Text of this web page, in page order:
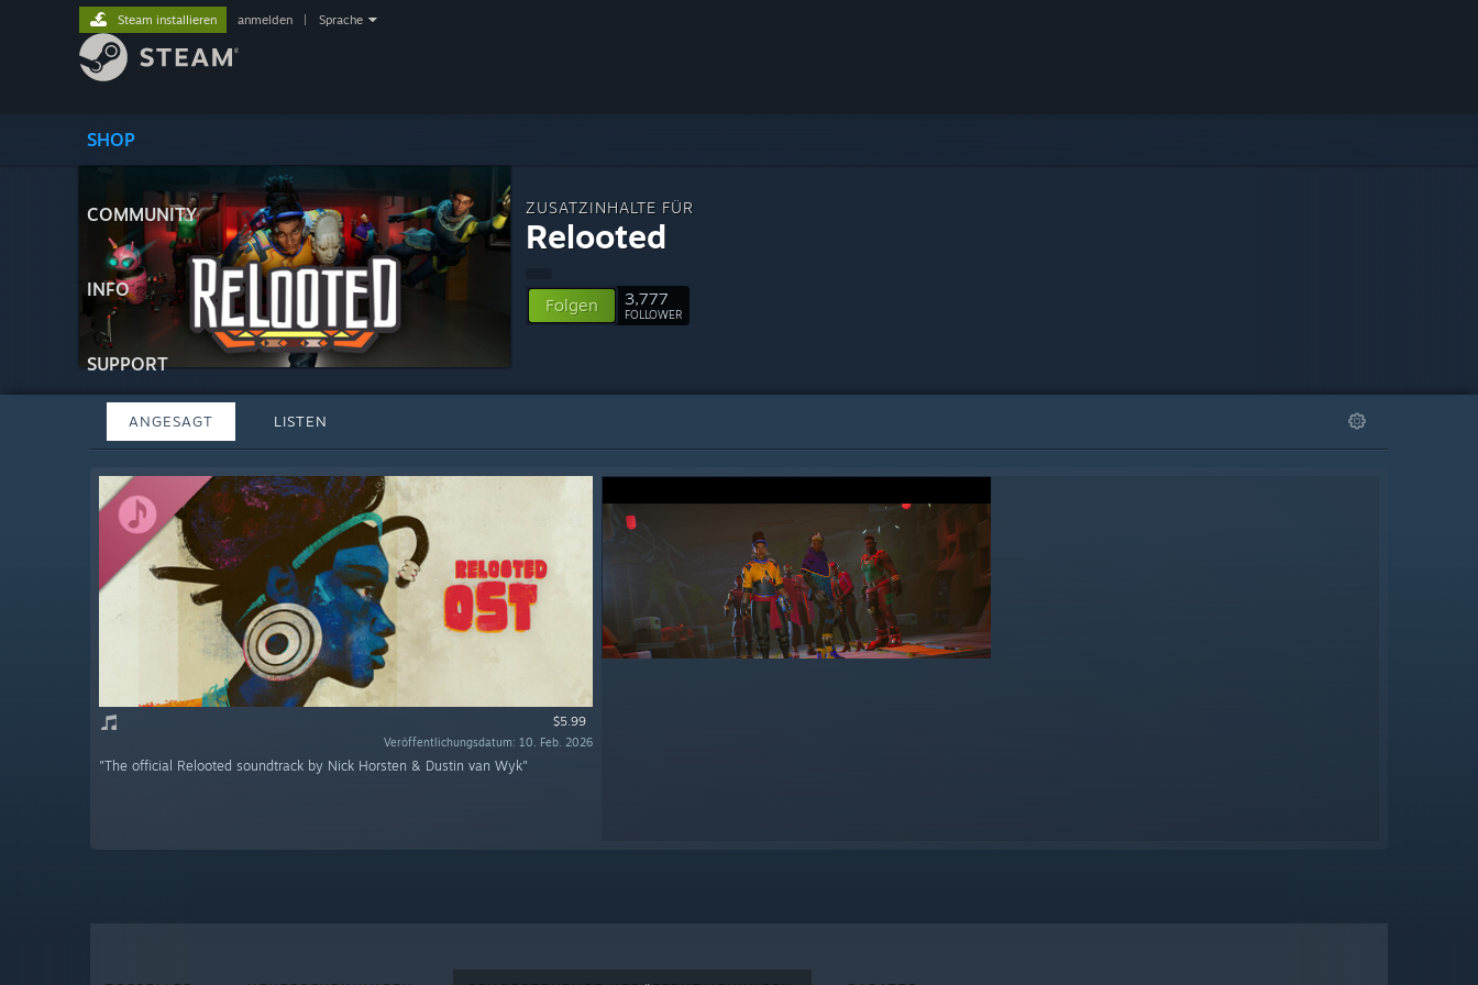
SHOP
COMMUNITY
INFO
SUPPORT
Steam installieren anmelden Sprache
ZUSATZINHALTE FÜR
Relooted
Folgen 3,777
FOLLOWER
ANGESAGT LISTEN
$5.99
Veröffentlichungsdatum: 10. Feb. 2026
"The official Relooted soundtrack by Nick Horsten & Dustin van Wyk"